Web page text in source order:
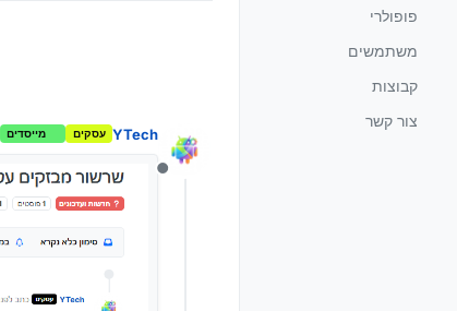
פופולרי
משתמשים
קבוצות
צור קשר
מנותק
YTech עסקים מייסדים